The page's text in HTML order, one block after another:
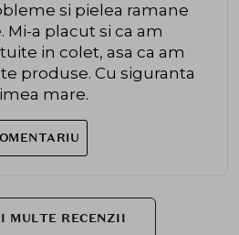
si pielea ramane
Mi-a placut si ca am
in colet, asa ca am
produse. Cu siguranta
mare.
MULTE RECENZII